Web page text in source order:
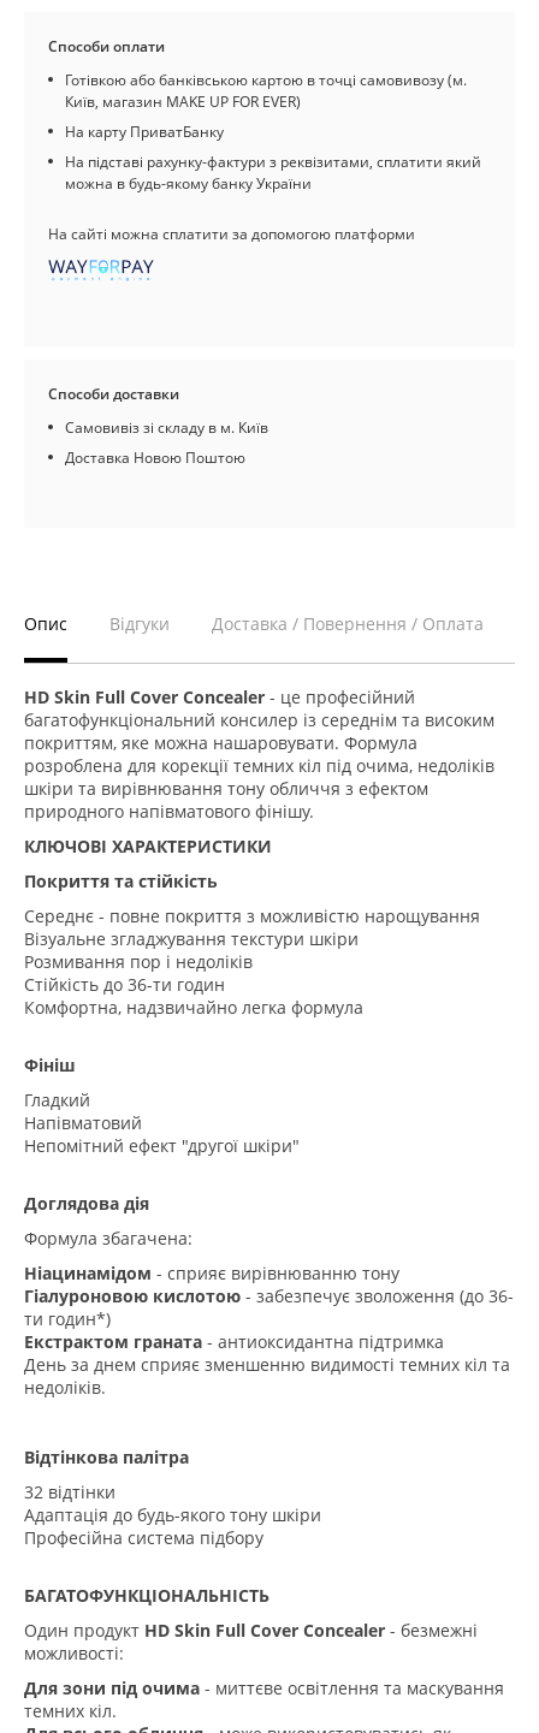
Способи оплати
Готівкою або банківською картою в точці самовивозу (м.
Київ, магазин MAKE UP FOR EVER)
На карту ПриватБанку
На підставі рахунку-фактури з реквізитами, сплатити який
можна в будь-якому банку України
На сайті можна сплатити за допомогою платформи
Способи доставки
Самовивіз зі складу в м. Київ
Доставка Новою Поштою
Опис Відгуки Доставка / Повернення / Оплата
HD Skin Full Cover Concealer - це професійний
багатофункціональний консилер із середнім та високим
покриттям, яке можна нашаровувати. Формула
розроблена для корекції темних кіл під очима, недоліків
шкіри та вирівнювання тону обличчя з ефектом
природного напівматового фінішу.
КЛЮЧОВІ ХАРАКТЕРИСТИКИ
Покриття та стійкість
Середнє - повне покриття з можливістю нарощування
Візуальне згладжування текстури шкіри
Розмивання пор і недоліків
Стійкість до 36-ти годин
Комфортна, надзвичайно легка формула
Фініш
Гладкий
Напівматовий
Непомітний ефект "другої шкіри"
Доглядова дія
Формула збагачена:
Ніацинамідом - сприяє вирівнюванню тону
Гіалуроновою кислотою - забезпечує зволоження (до 36-
ти годин*)
Екстрактом граната - антиоксидантна підтримка
День за днем сприяє зменшенню видимості темних кіл та
недоліків.
Відтінкова палітра
32 відтінки
Адаптація до будь-якого тону шкіри
Професійна система підбору
БАГАТОФУНКЦІОНАЛЬНІСТЬ
Один продукт HD Skin Full Cover Concealer - безмежні
можливості:
Для зони під очима - миттєве освітлення та маскування
темних кіл.